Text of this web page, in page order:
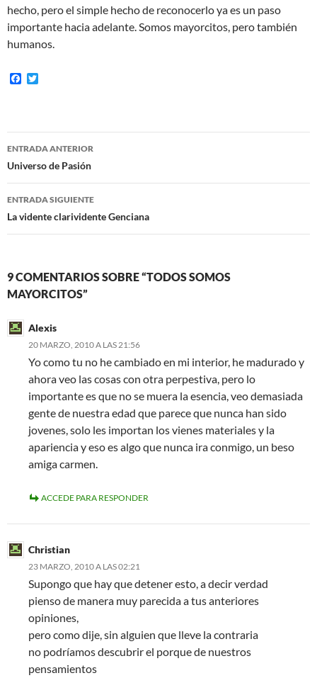
hecho, pero el simple hecho de reconocerlo ya es un paso
importante hacia adelante. Somos mayorcitos, pero también
humanos.
F
o
o
e
r
Navegación
de
entradas
ENTRADA ANTERIOR
Universo de Pasión
ENTRADA SIGUIENTE
La vidente clarividente Genciana
9 COMENTARIOS SOBRE “TODOS SOMOS
MAYORCITOS”
Alexis
20 MARZO, 2010 A LAS 21:56
Yo como tu no he cambiado en mi interior, he madurado y
ahora veo las cosas con otra perpestiva, pero lo
importante es que no se muera la esencia, veo demasiada
gente de nuestra edad que parece que nunca han sido
jovenes, solo les importan los vienes materiales y la
apariencia y eso es algo que nunca ira conmigo, un beso
amiga carmen.
ACCEDE PARA RESPONDER
Christian
23 MARZO, 2010 A LAS 02:21
Supongo que hay que detener esto, a decir verdad
pienso de manera muy parecida a tus anteriores
opiniones,
pero como dije, sin alguien que lleve la contraria
no podríamos descubrir el porque de nuestros
pensamientos